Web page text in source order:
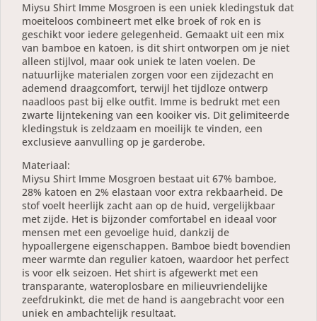
Miysu Shirt Imme Mosgroen is een uniek kledingstuk dat
moeiteloos combineert met elke broek of rok en is
geschikt voor iedere gelegenheid. Gemaakt uit een mix
van bamboe en katoen, is dit shirt ontworpen om je niet
alleen stijlvol, maar ook uniek te laten voelen. De
natuurlijke materialen zorgen voor een zijdezacht en
ademend draagcomfort, terwijl het tijdloze ontwerp
naadloos past bij elke outfit. Imme is bedrukt met een
zwarte lijntekening van een kooiker vis. Dit gelimiteerde
kledingstuk is zeldzaam en moeilijk te vinden, een
exclusieve aanvulling op je garderobe.
Materiaal:
Miysu Shirt Imme Mosgroen bestaat uit 67% bamboe,
28% katoen en 2% elastaan voor extra rekbaarheid. De
stof voelt heerlijk zacht aan op de huid, vergelijkbaar
met zijde. Het is bijzonder comfortabel en ideaal voor
mensen met een gevoelige huid, dankzij de
hypoallergene eigenschappen. Bamboe biedt bovendien
meer warmte dan regulier katoen, waardoor het perfect
is voor elk seizoen. Het shirt is afgewerkt met een
transparante, wateroplosbare en milieuvriendelijke
zeefdrukinkt, die met de hand is aangebracht voor een
uniek en ambachtelijk resultaat.